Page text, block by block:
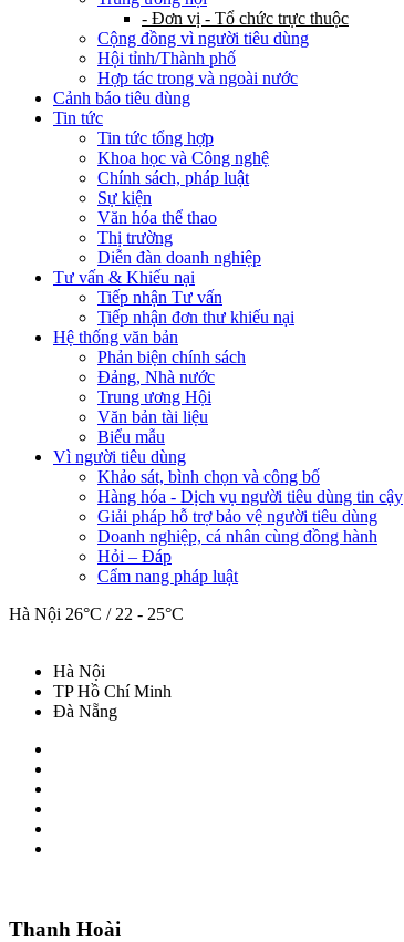
- Đơn vị - Tổ chức trực thuộc
Cộng đồng vì người tiêu dùng
Hội tỉnh/Thành phố
Hợp tác trong và ngoài nước
Cảnh báo tiêu dùng
Tin tức
Tin tức tổng hợp
Khoa học và Công nghệ
Chính sách, pháp luật
Sự kiện
Văn hóa thể thao
Thị trường
Diễn đàn doanh nghiệp
Tư vấn & Khiếu nại
Tiếp nhận Tư vấn
Tiếp nhận đơn thư khiếu nại
Hệ thống văn bản
Phản biện chính sách
Đảng, Nhà nước
Trung ương Hội
Văn bản tài liệu
Biểu mẫu
Vì người tiêu dùng
Khảo sát, bình chọn và công bố
Hàng hóa - Dịch vụ người tiêu dùng tin cậy
Giải pháp hỗ trợ bảo vệ người tiêu dùng
Doanh nghiệp, cá nhân cùng đồng hành
Hỏi – Đáp
Cẩm nang pháp luật
Hà Nội 26°C / 22 - 25°C
Hà Nội
TP Hồ Chí Minh
Đà Nẵng
Thanh Hoài